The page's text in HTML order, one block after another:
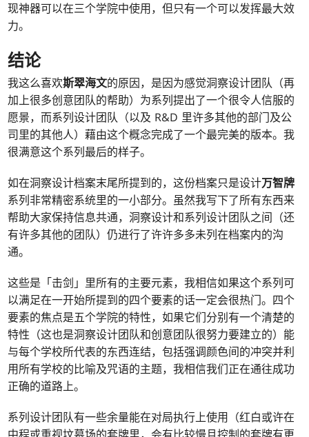
现神器可以在三个学院中使用，但只有一个可以发挥最大效
力。
结论
我这么喜欢斯翠海文的原因，是因为感觉洞察设计团队（再
加上很多创意团队的帮助）为系列提出了一个很令人信服的
愿景，而系列设计团队（以及 R&D 里许多其他的部门及公
司里的其他人）藉由这个概念完成了一个最完美的版本。我
很满意这个系列最后的样子。
如在洞察设计档案末尾所提到的，这份档案只是设计万智牌
系列非常精密系统里的一小部分。虽然我写下了所有东西来
帮助大家保持信息共通，洞察设计和系列设计团队之间（还
有许多其他的团队）仍进行了许许多多未列在档案内的沟
通。
这些是「击剑」里所有的主要元素，我相信如果这个系列可
以满足在一开始所提到的四个要素的话一定会很热门。四个
要素的焦点是五个学院的特性，如果它们分别有一个清楚的
特性（这也是洞察设计团队和创意团队很努力要建立的）能
与每个学校所代表的东西连结，包括强调颜色间的冲突并利
用所有学校的比喻及咒语的主题，我相信我们正在通往成功
正确的道路上。
系列设计团队有一些余量能在对局执行上使用（红白或许在